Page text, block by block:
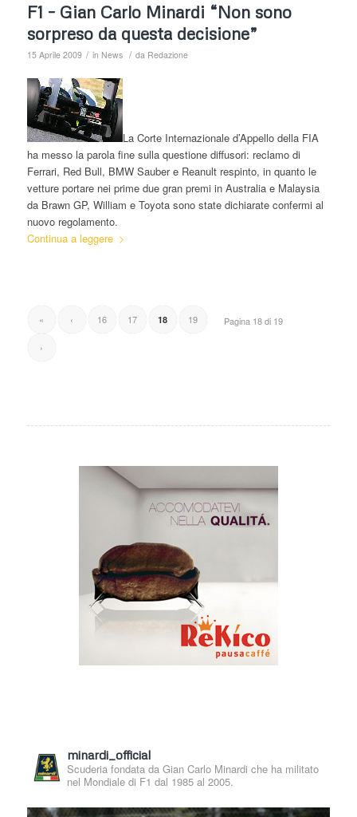
F1 – Gian Carlo Minardi “Non sono
sorpreso da questa decisione”
15 Aprile 2009 / in News / da Redazione
La Corte Internazionale d’Appello della FIA
ha messo la parola fine sulla questione diffusori: reclamo di
Ferrari, Red Bull, BMW Sauber e Reanult respinto, in quanto le
vetture portare nei prime due gran premi in Australia e Malaysia
da Brawn GP, William e Toyota sono state dichiarate confermi al
nuovo regolamento.
Continua a leggere
Pagina 18 di 19
« ‹ 16 17 18 19
›
minardi_official
Scuderia fondata da Gian Carlo Minardi che ha militato
nel Mondiale di F1 dal 1985 al 2005.